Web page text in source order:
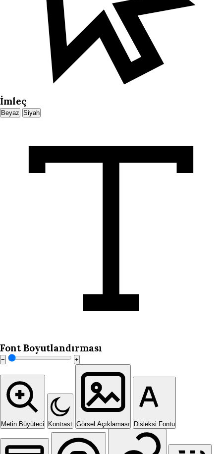
İmleç
Beyaz Siyah
Font Boyutlandırması
− +
Metin Büyüteci Kontrast Görsel Açıklaması Disleksi Fontu